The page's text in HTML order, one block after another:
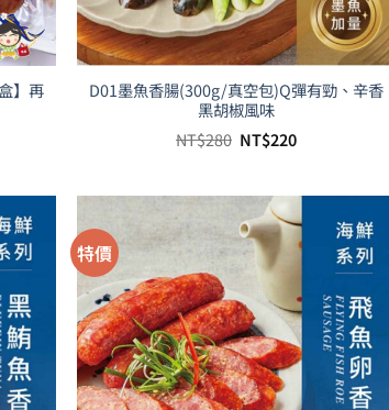
】再
。
D01墨魚香腸(300g/真空包)Q彈有勁、辛香
黑胡椒風味
NT$280 原
價
格：
NT$280。
NT$220目
價
格：
NT$220。
特價